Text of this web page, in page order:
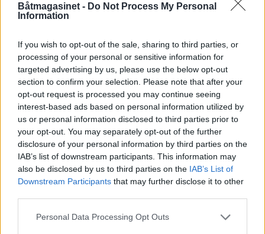
Båtmagasinet - Do Not Process My Personal
Information
If you wish to opt-out of the sale, sharing to third parties, or
processing of your personal or sensitive information for
targeted advertising by us, please use the below opt-out
section to confirm your selection. Please note that after your
opt-out request is processed you may continue seeing
interest-based ads based on personal information utilized by
us or personal information disclosed to third parties prior to
your opt-out. You may separately opt-out of the further
disclosure of your personal information by third parties on the
IAB’s list of downstream participants. This information may
also be disclosed by us to third parties on the IAB’s List of
Downstream Participants that may further disclose it to other
Personal Data Processing Opt Outs
PLUS
Siste havn for
slepemannen